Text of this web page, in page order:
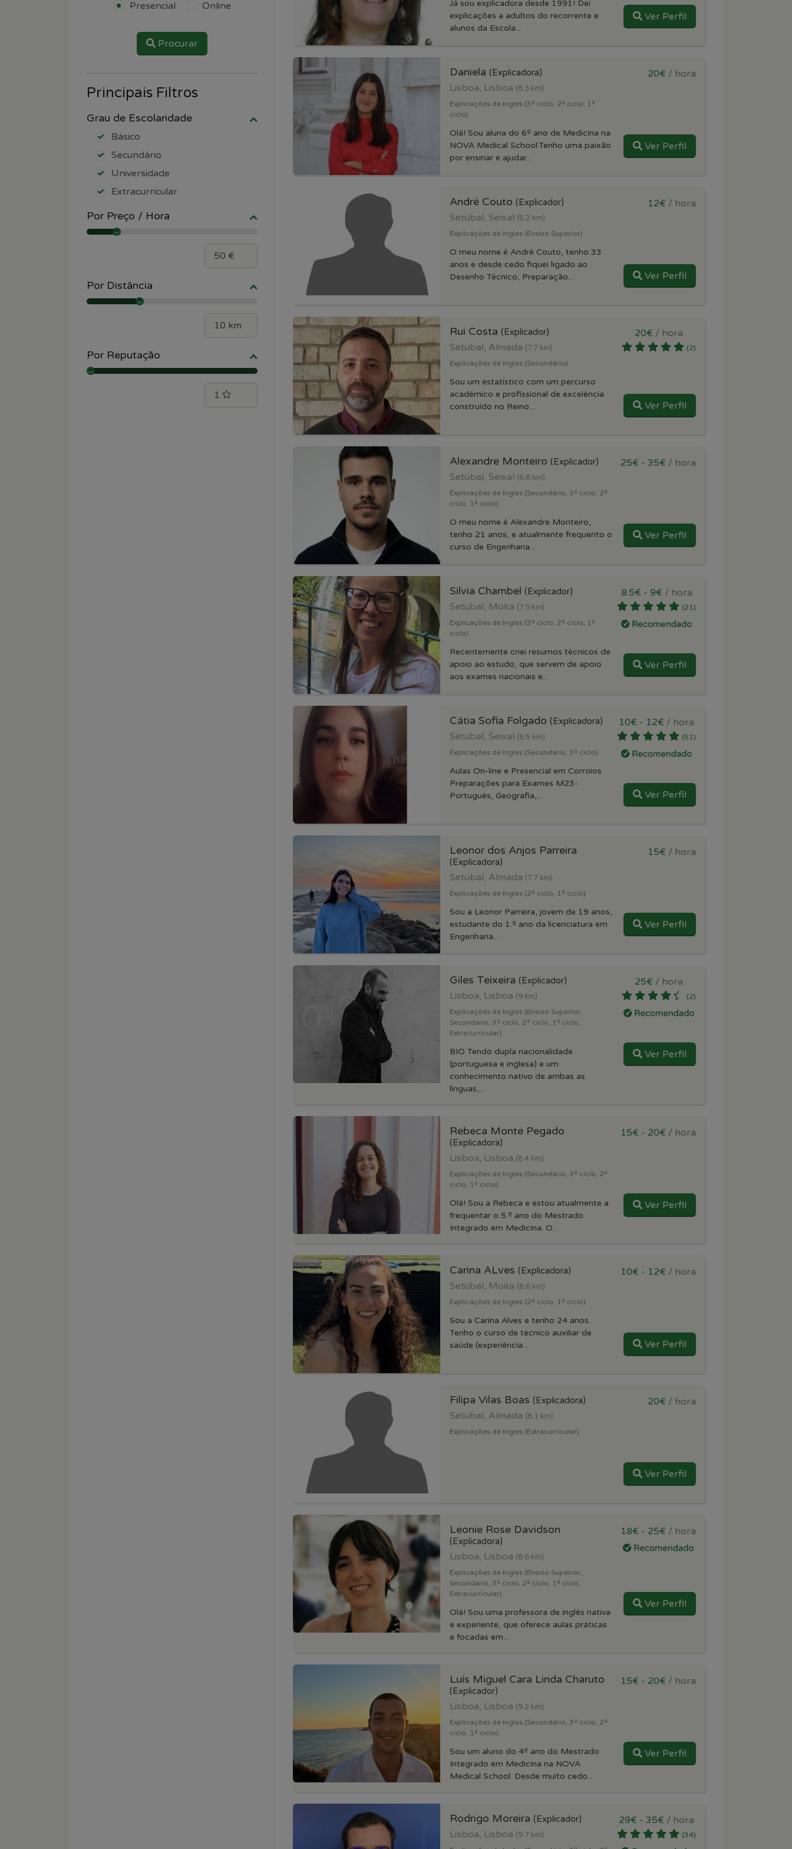
Já sou explicadora desde 1991! Dei
explicações a adultos do recorrente e
alunos da Escola...
Ver Perfil
Daniela (Explicadora)
Lisboa, Lisboa (8.3 km)
Explicações de Ingles (3º ciclo, 2º ciclo, 1º
ciclo)
Olá! Sou aluna do 6º ano de Medicina na
NOVA Medical School.Tenho uma paixão
por ensinar e ajudar...
20€ / hora
Ver Perfil
André Couto (Explicador)
Setúbal, Seixal (5.2 km)
Explicações de Ingles (Ensino Superior)
O meu nome é André Couto, tenho 33
anos e desde cedo fiquei ligado ao
Desenho Técnico, Preparação...
12€ / hora
Ver Perfil
Rui Costa (Explicador)
Setúbal, Almada (7.7 km)
Explicações de Ingles (Secundário)
Sou um estatístico com um percurso
académico e profissional de excelência
construído no Reino...
20€ / hora
(2)
Ver Perfil
Alexandre Monteiro (Explicador)
Setúbal, Seixal (6.8 km)
Explicações de Ingles (Secundário, 3º ciclo, 2º
ciclo, 1º ciclo)
O meu nome é Alexandre Monteiro,
tenho 21 anos, e atualmente frequento o
curso de Engenharia...
25€ - 35€ / hora
Ver Perfil
Silvia Chambel (Explicador)
Setúbal, Moita (7.9 km)
Explicações de Ingles (3º ciclo, 2º ciclo, 1º
ciclo)
Recentemente criei resumos técnicos de
apoio ao estudo, que servem de apoio
aos exames nacionais e...
8.5€ - 9€ / hora
(21)
Ver Perfil
Cátia Sofia Folgado (Explicadora)
Setúbal, Seixal (8.5 km)
Explicações de Ingles (Secundário, 3º ciclo)
Aulas On-line e Presencial em Corroios
Preparações para Exames M23-
Português, Geografia,...
10€ - 12€ / hora
(51)
Ver Perfil
Leonor dos Anjos Parreira
(Explicadora)
Setúbal, Almada (7.7 km)
Explicações de Ingles (2º ciclo, 1º ciclo)
Sou a Leonor Parreira, jovem de 19 anos,
estudante do 1.º ano da licenciatura em
Engenharia...
15€ / hora
Ver Perfil
Giles Teixeira (Explicador)
Lisboa, Lisboa (9 km)
Explicações de Ingles (Ensino Superior,
Secundário, 3º ciclo, 2º ciclo, 1º ciclo,
Extracurricular)
BIO Tendo dupla nacionalidade
(portuguesa e inglesa) e um
conhecimento nativo de ambas as
línguas,...
25€ / hora
(2)
Ver Perfil
Rebeca Monte Pegado
(Explicadora)
Lisboa, Lisboa (8.4 km)
Explicações de Ingles (Secundário, 3º ciclo, 2º
ciclo, 1º ciclo)
Olá! Sou a Rebeca e estou atualmente a
frequentar o 5.º ano do Mestrado
Integrado em Medicina. O...
15€ - 20€ / hora
Ver Perfil
Carina ALves (Explicadora)
Setúbal, Moita (8.6 km)
Explicações de Ingles (2º ciclo, 1º ciclo)
Sou a Carina Alves e tenho 24 anos.
Tenho o curso de técnico auxiliar de
saúde (experiência...
10€ - 12€ / hora
Ver Perfil
Filipa Vilas Boas (Explicadora)
Setúbal, Almada (8.1 km)
Explicações de Ingles (Extracurricular)
20€ / hora
Ver Perfil
Leonie Rose Davidson
(Explicadora)
Lisboa, Lisboa (8.6 km)
Explicações de Ingles (Ensino Superior,
Secundário, 3º ciclo, 2º ciclo, 1º ciclo,
Extracurricular)
Olá! Sou uma professora de inglês nativa
e experiente, que oferece aulas práticas
e focadas em...
18€ - 25€ / hora
Ver Perfil
Luís Miguel Cara Linda Charuto
(Explicador)
Lisboa, Lisboa (9.2 km)
Explicações de Ingles (Secundário, 3º ciclo, 2º
ciclo, 1º ciclo)
Sou um aluno do 4º ano do Mestrado
Integrado em Medicina na NOVA
Medical School. Desde muito cedo...
15€ - 20€ / hora
Ver Perfil
Rodrigo Moreira (Explicador)
Lisboa, Lisboa (9.7 km)
29€ - 35€ / hora
(34)
Presencial Online
Procurar
Principais Filtros
Grau de Escolaridade
Básico
Secundário
Universidade
Extracurricular
Por Preço / Hora
Por Distância
Por Reputação